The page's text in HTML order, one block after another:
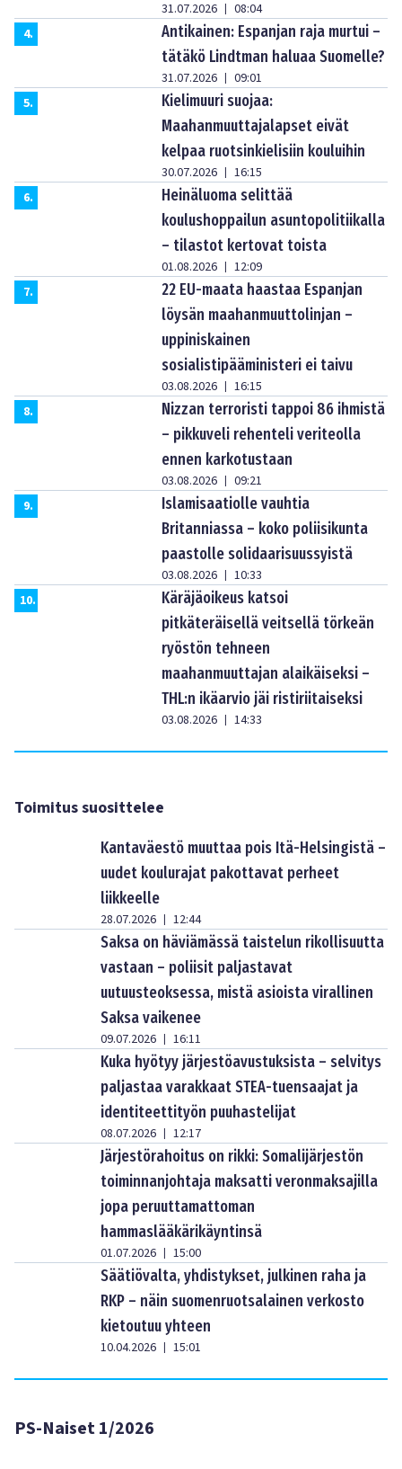
31.07.2026 | 08:04
4.
Antikainen: Espanjan raja murtui –
tätäkö Lindtman haluaa Suomelle?
31.07.2026 | 09:01
5.
Kielimuuri suojaa:
Maahanmuuttajalapset eivät
kelpaa ruotsinkielisiin kouluihin
30.07.2026 | 16:15
6.
Heinäluoma selittää
koulushoppailun asuntopolitiikalla
– tilastot kertovat toista
01.08.2026 | 12:09
7.
22 EU-maata haastaa Espanjan
löysän maahanmuuttolinjan –
uppiniskainen
sosialistipääministeri ei taivu
03.08.2026 | 16:15
8.
Nizzan terroristi tappoi 86 ihmistä
– pikkuveli rehenteli veriteolla
ennen karkotustaan
03.08.2026 | 09:21
9.
Islamisaatiolle vauhtia
Britanniassa – koko poliisikunta
paastolle solidaarisuussyistä
03.08.2026 | 10:33
10.
Käräjäoikeus katsoi
pitkäteräisellä veitsellä törkeän
ryöstön tehneen
maahanmuuttajan alaikäiseksi –
THL:n ikäarvio jäi ristiriitaiseksi
03.08.2026 | 14:33
Toimitus suosittelee
Kantaväestö muuttaa pois Itä-Helsingistä –
uudet koulurajat pakottavat perheet
liikkeelle
28.07.2026 | 12:44
Saksa on häviämässä taistelun rikollisuutta
vastaan – poliisit paljastavat
uutuusteoksessa, mistä asioista virallinen
Saksa vaikenee
09.07.2026 | 16:11
Kuka hyötyy järjestöavustuksista – selvitys
paljastaa varakkaat STEA-tuensaajat ja
identiteettityön puuhastelijat
08.07.2026 | 12:17
Järjestörahoitus on rikki: Somalijärjestön
toiminnanjohtaja maksatti veronmaksajilla
jopa peruuttamattoman
hammaslääkärikäyntinsä
01.07.2026 | 15:00
Säätiövalta, yhdistykset, julkinen raha ja
RKP – näin suomenruotsalainen verkosto
kietoutuu yhteen
10.04.2026 | 15:01
PS-Naiset 1/2026